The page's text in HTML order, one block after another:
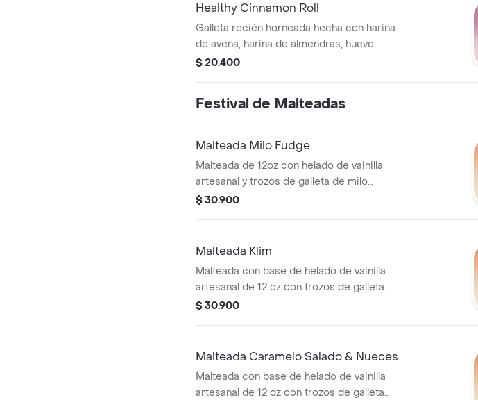
Healthy Cinnamon Roll
Galleta recién horneada hecha con harina
de avena, harina de almendras, huevo,
aceite de coco, canela y un relleno de
$ 20.400
Festival de Malteadas
Malteada Milo Fudge
Malteada de 12oz con helado de vainilla
artesanal y trozos de galleta de milo
fudge
$ 30.900
Malteada Klim
Malteada con base de helado de vainilla
artesanal de 12 oz con trozos de galleta
de klim, salsa de klim y leche klim.
$ 30.900
Malteada Caramelo Salado & Nueces
Malteada con base de helado de vainilla
artesanal de 12 oz con trozos de galleta